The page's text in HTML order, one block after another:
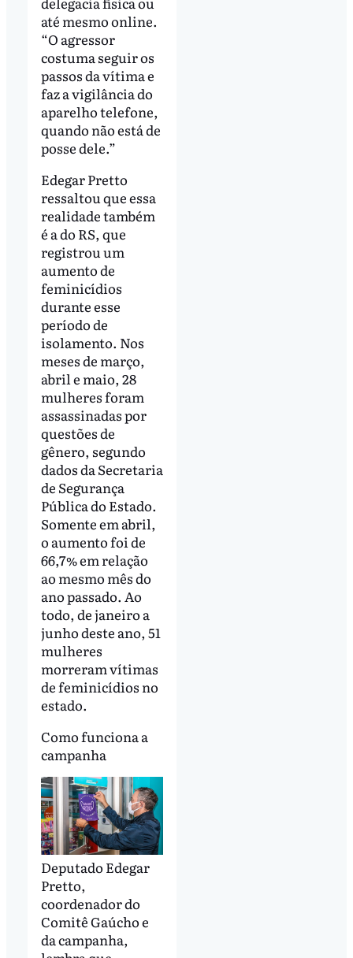
até mesmo online.
“O agressor
costuma seguir os
passos da vítima e
faz a vigilância do
aparelho telefone,
quando não está de
posse dele.”
Edegar Pretto
ressaltou que essa
realidade também
é a do RS, que
registrou um
aumento de
feminicídios
durante esse
período de
isolamento. Nos
meses de março,
abril e maio, 28
mulheres foram
assassinadas por
questões de
gênero, segundo
dados da Secretaria
de Segurança
Pública do Estado.
Somente em abril,
o aumento foi de
66,7% em relação
ao mesmo mês do
ano passado. Ao
todo, de janeiro a
junho deste ano, 51
mulheres
morreram vítimas
de feminicídios no
estado.
Como funciona a
campanha
Deputado Edegar
Pretto,
coordenador do
Comitê Gaúcho e
da campanha,